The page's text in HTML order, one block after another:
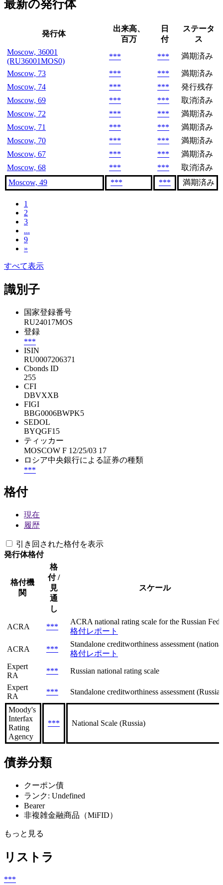
最新の発行体
発行体
出来高、
百万
日
付
ステータ
ス
Moscow, 36001
(RU36001MOS0)
*** *** 満期済み
Moscow, 73 *** ***
満期済み
Moscow, 74
*** ***
発行残存
Moscow, 69
*** ***
取消済み
Moscow, 72
*** ***
満期済み
Moscow, 71
*** ***
満期済み
Moscow, 70
*** ***
満期済み
Moscow, 67
*** ***
満期済み
Moscow, 68
*** ***
取消済み
Moscow, 49
*** *** 満期済み
1
2
3
...
9
»
すべて表示
識別子
国家登録番号
RU24017MOS
登録
***
ISIN
RU0007206371
Cbonds ID
255
CFI
DBVXXB
FIGI
BBG0006BWPK5
SEDOL
BYQGF15
ティッカー
MOSCOW F 12/25/03 17
ロシア中央銀行による証券の種類
***
格付
現在
履歴
引き回された格付を表示
発行体格付
格付機
関
格
付 /
見
通
し
スケール
ACRA ***
ACRA national rating scale for the Russian
格付レポート
ACRA ***
Standalone creditworthiness assessment
格付レポート
Expert
RA
***
Russian national rating scale
Expert
RA
*** Standalone creditworthiness assessment
Moody's
Interfax
Rating
Agency
*** National Scale (Russia)
債券分類
クーポン債
ランク: Undefined
Bearer
非複雑金融商品（MiFID）
もっと見る
リストラ
***